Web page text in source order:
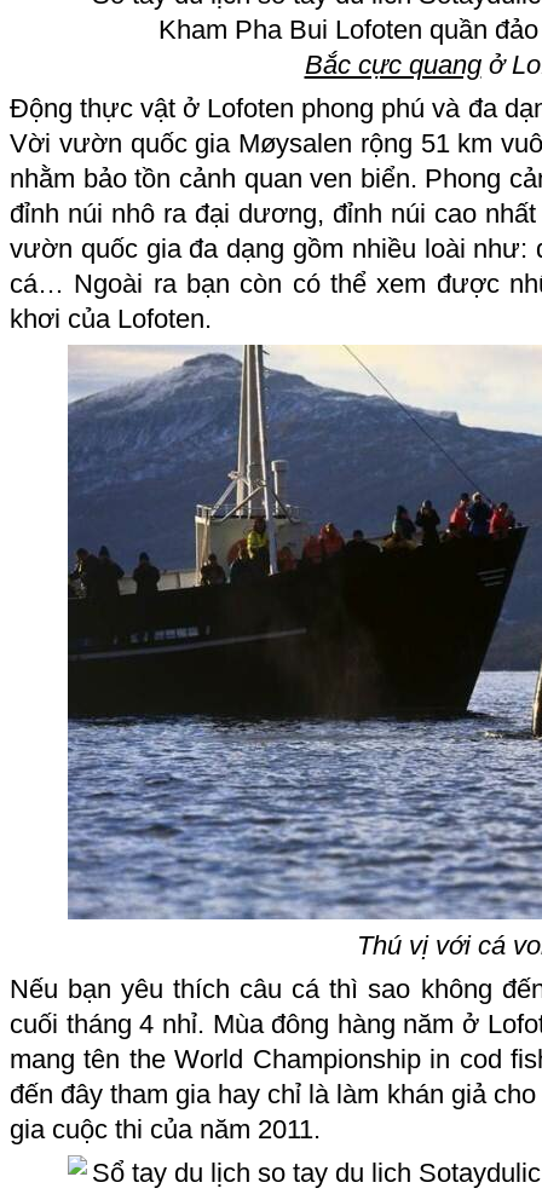
Bắc cực quangở
Động thực vật ở Lofoten phong phú và đa
Vời vườn quốc gia Møysalen rộng 51 km
nhằm bảo tồn cảnh quan ven biển. Phong
đỉnh núi nhô ra đại dương, đỉnh núi cao
vườn quốc gia đa dạng gồm nhiều loài như:
cá… Ngoài ra bạn còn có thể xem được
khơi của Lofoten.
Thú vị với cá
Nếu bạn yêu thích câu cáthì sao không
cuối tháng 4 nhỉ. Mùa đông hàng năm ở
mang tên the World Championship in cod
đến đây tham gia hay chỉ là làm khán giả
gia cuộc thi của năm 2011.